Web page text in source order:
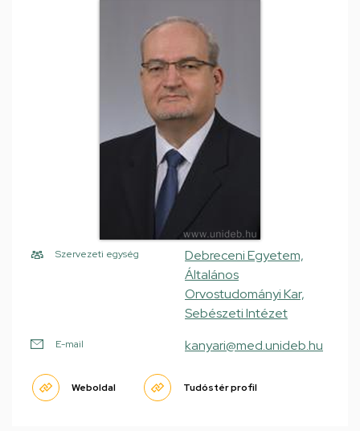
Szervezeti egység
Debreceni Egyetem,
Általános
Orvostudományi Kar,
Sebészeti Intézet
E-mail kanyari@med.unideb.hu
Weboldal Tudóstér profil